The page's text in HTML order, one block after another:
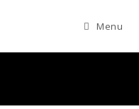
Menu